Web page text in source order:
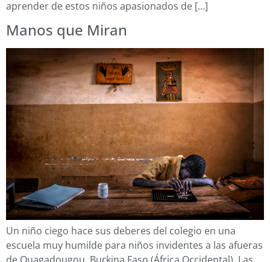
aprender de estos niños apasionados de […]
Manos que Miran
Un niño ciego hace sus deberes del colegio en una
escuela muy humilde para niños invidentes a las afueras